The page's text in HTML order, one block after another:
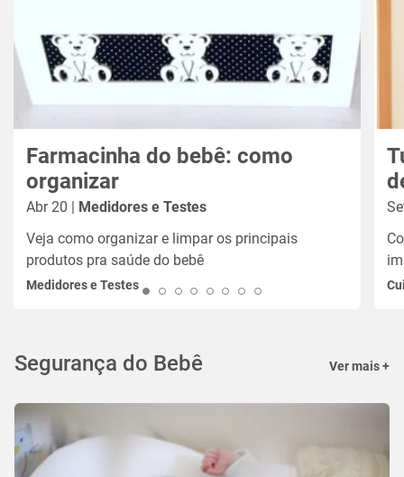
Farmacinha do bebê: como
organizar
Abr 20 | Medidores e Testes
Veja como organizar e limpar os principais
produtos pra saúde do bebê
Medidores e Testes
Segurança do Bebê Ver mais +